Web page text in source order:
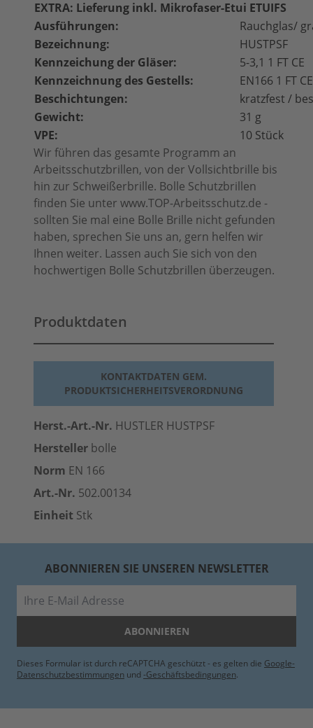
EXTRA: Lieferung inkl. Mikrofaser-Etui ETUIFS
Ausführungen:
Rauchglas/
Bezeichnung:
HUSTPSF
Kennzeichung der Gläser:
5-3,1 1 FT CE
Kennzeichnung des Gestells:
EN166 1 FT CE
Beschichtungen:
kratzfest /
Gewicht:
31 g
VPE:
10 Stück
Wir führen das gesamte Programm an
Arbeitsschutzbrillen, von der Vollsichtbrille bis
hin zur Schweißerbrille. Bolle Schutzbrillen
finden Sie unter www.TOP-Arbeitsschutz.de -
sollten Sie mal eine Bolle Brille nicht gefunden
haben, sprechen Sie uns an, gern helfen wir
Ihnen weiter. Lassen auch Sie sich von den
hochwertigen Bolle Schutzbrillen überzeugen.
Produktdaten
KONTAKTDATEN GEM.
PRODUKTSICHERHEITSVERORDNUNG
Herst.-Art.-Nr. HUSTLER HUSTPSF
Hersteller bolle
Norm EN 166
Art.-Nr. 502.00134
Einheit Stk
ABONNIEREN SIE UNSEREN NEWSLETTER
ABONNIEREN
Dieses Formular ist durch reCAPTCHA geschützt - es gelten die Google-
Datenschutzbestimmungen und -Geschäftsbedingungen.